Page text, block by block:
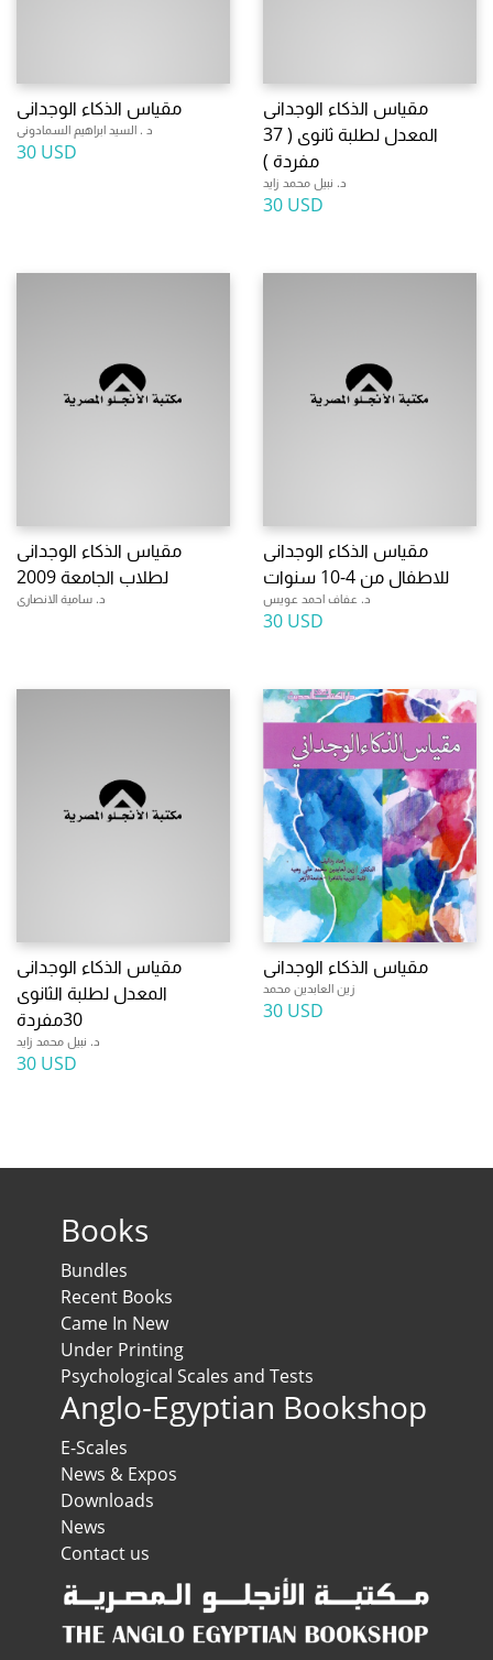
مقياس الذكاء الوجدانى
د . السيد ابراهيم السمادونى
30 USD
مقياس الذكاء الوجدانى
المعدل لطلبة ثانوى ( 37
مفردة )
د. نبيل محمد زايد
30 USD
مقياس الذكاء الوجدانى
لطلاب الجامعة 2009
د. سامية الانصارى
مقياس الذكاء الوجدانى
للاطفال من 4-10 سنوات
د. عفاف احمد عويس
30 USD
مقياس الذكاء الوجدانى
المعدل لطلبة الثانوى
30مفردة
د. نبيل محمد زايد
30 USD
مقياس الذكاء الوجدانى
زين العابدين محمد
30 USD
Books
Bundles
Recent Books
Came In New
Under Printing
Psychological Scales and Tests
Anglo-Egyptian Bookshop
E-Scales
News & Expos
Downloads
News
Contact us